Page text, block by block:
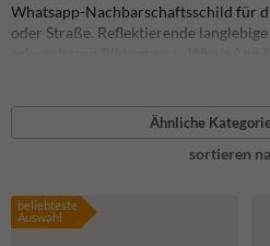
Whatsapp-Nachbarschaftsschild für
oder Straße. Reflektierende
erkennbaren Piktogramm
besteht die Möglichkeit, den Namen
oder einer Straße auf dem
anzugeben. Diese Schilder dienen
Das Schild schützt eine
ermöglicht, sich gegenseitig über
Sicherheit durch den Schutz der
Gruppen.
Ähnliche
sortieren
beliebteste
Auswahl